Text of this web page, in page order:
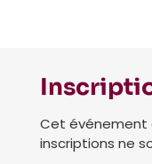
Cet événement
inscriptions ne